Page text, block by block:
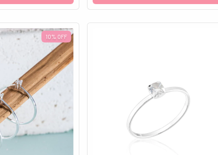
10% OFF